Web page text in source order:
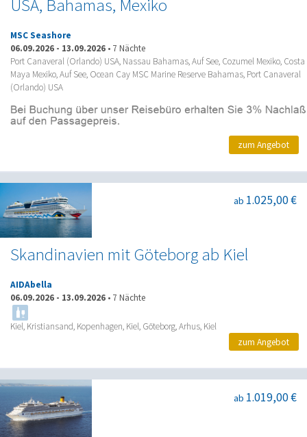
USA, Bahamas, Mexiko
MSC Seashore
06.09.2026 - 13.09.2026 • 7 Nächte
Port Canaveral (Orlando) USA, Nassau Bahamas, Auf See, Cozumel Mexiko, Costa
Maya Mexiko, Auf See, Ocean Cay MSC Marine Reserve Bahamas, Port Canaveral
(Orlando) USA
zum Angebot
Skandinavien mit Göteborg ab Kiel
ab 1.025,00 €
AIDAbella
06.09.2026 - 13.09.2026 • 7 Nächte
Kiel, Kristiansand, Kopenhagen, Kiel, Göteborg, Arhus, Kiel
zum Angebot
ab 1.019,00 €